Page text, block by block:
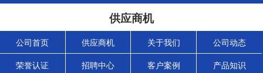
供应商机
公司首页 供应商机 关于我们 公司动态
荣誉认证 招聘中心 客户案例 产品知识